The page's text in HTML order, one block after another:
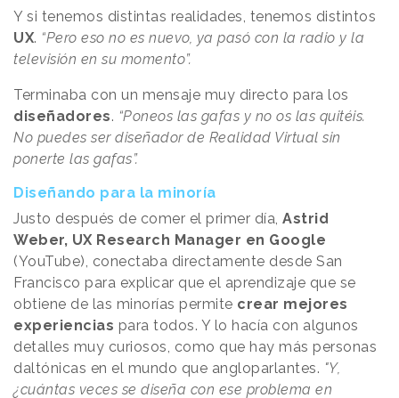
Y si tenemos distintas realidades, tenemos distintos
UX. “Pero eso no es nuevo, ya pasó con la radio y la
televisión en su momento”.
Terminaba con un mensaje muy directo para los
diseñadores. “Poneos las gafas y no os las quitéis.
No puedes ser diseñador de Realidad Virtual sin
ponerte las gafas”.
Diseñando para la minoría
Justo después de comer el primer día, Astrid
Weber, UX Research Manager en Google
(YouTube), conectaba directamente desde San
Francisco para explicar que el aprendizaje que se
obtiene de las minorías permite crear mejores
experiencias para todos. Y lo hacía con algunos
detalles muy curiosos, como que hay más personas
daltónicas en el mundo que angloparlantes. "Y,
¿cuántas veces se diseña con ese problema en